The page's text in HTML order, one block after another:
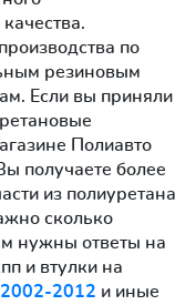
по
резиновым
Если вы приняли
Полиавто
получаете более
из полиуретана
сколько
нужны ответы на
и втулки на
2002-2012 и иные